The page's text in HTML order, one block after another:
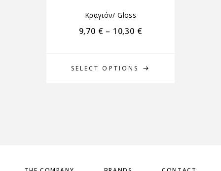
SELECT OPTIONS
Κραγιόν/ Gloss
9,70 € – 10,30 €